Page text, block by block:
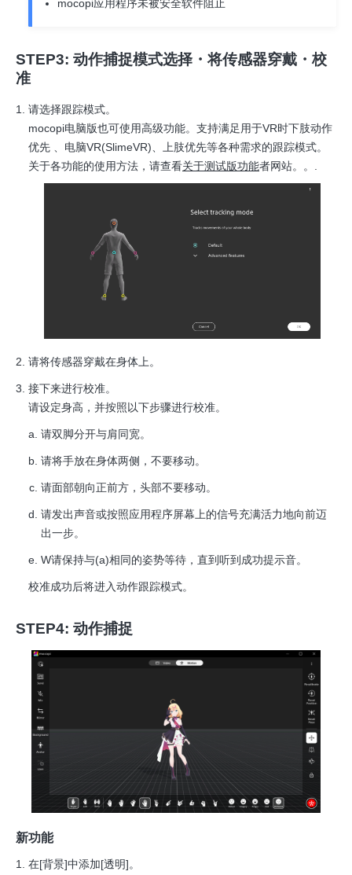
mocopi应用程序未被安全软件阻止
STEP3: 动作捕捉模式选择・将传感器穿戴・校
准
请选择跟踪模式。
mocopi电脑版也可使用高级功能。支持满足用于VR时下肢动作
优先 、电脑VR(SlimeVR)、上肢优先等各种需求的跟踪模式。
关于各功能的使用方法，请查看关于测试版功能者网站。。.
请将传感器穿戴在身体上。
接下来进行校准。
请设定身高，并按照以下步骤进行校准。
请双脚分开与肩同宽。
请将手放在身体两侧，不要移动。
请面部朝向正前方，头部不要移动。
请发出声音或按照应用程序屏幕上的信号充满活力地向前迈
出一步。
W请保持与(a)相同的姿势等待，直到听到成功提示音。
校准成功后将进入动作跟踪模式。
STEP4: 动作捕捉
新功能
在[背景]中添加[透明]。